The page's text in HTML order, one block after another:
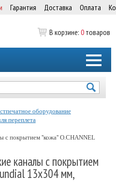
Гарантия Доставка Оплата
В корзине: 0 товаров
оборудование
переплета
с покрытием ''кожа'' O.CHANNEL
каналы с покрытием
13х304 мм,